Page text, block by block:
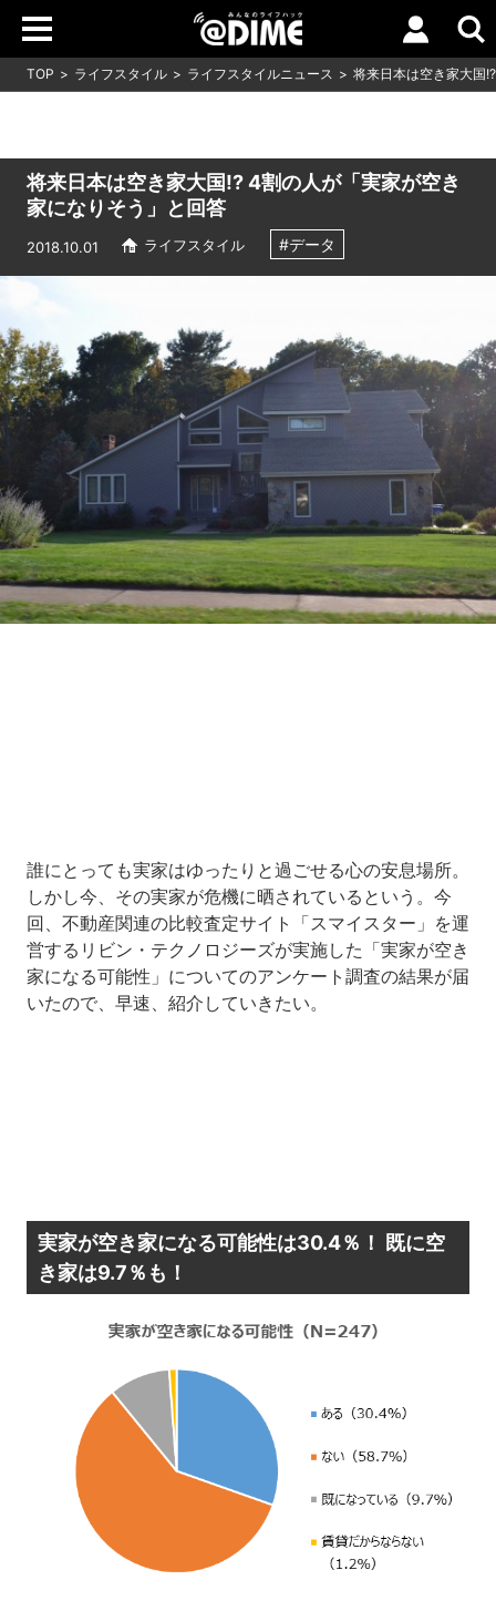
TOP ライフスタイル ライフスタイルニュース 将来日本は空き家大国
将来日本は空き家大国!? 4割の人が「実家が空き
家になりそう」と回答
2018.10.01 ライフスタイル #データ
誰にとっても実家はゆったりと過ごせる心の安息場所。
しかし今、その実家が危機に晒されているという。今
回、不動産関連の比較査定サイト「スマイスター」を運
営するリビン・テクノロジーズが実施した「実家が空き
家になる可能性」についてのアンケート調査の結果が届
いたので、早速、紹介していきたい。
実家が空き家になる可能性は30.4％！ 既に空
き家は9.7％も！